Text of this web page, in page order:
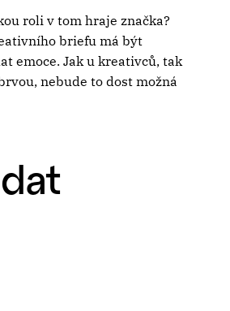
roli v tom hraje značka?
briefu má být
emoce. Jak u kreativců, tak
nebude to dost možná